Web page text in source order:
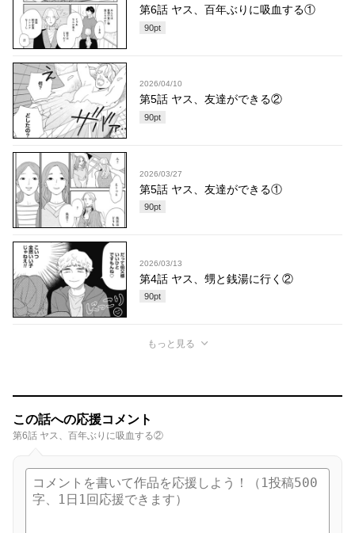
第6話 ヤス、百年ぶりに吸血する①
90pt
2026/04/10
第5話 ヤス、友達ができる②
90pt
2026/03/27
第5話 ヤス、友達ができる①
90pt
2026/03/13
第4話 ヤス、甥と銭湯に行く②
90pt
もっと見る
この話への応援コメント
第6話 ヤス、百年ぶりに吸血する②